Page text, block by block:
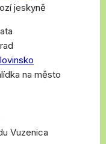
jeskyně
na město
Vuzenica